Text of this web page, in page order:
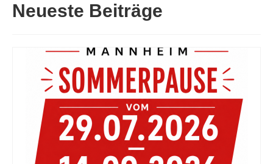
öffnungszeiten / kontakt
leasing / finanzierung
preistool
kalender
specials
Neueste Beiträge